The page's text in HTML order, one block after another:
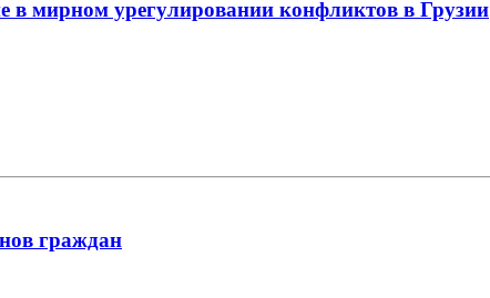
в мирном урегулировании конфликтов в Грузии
граждан